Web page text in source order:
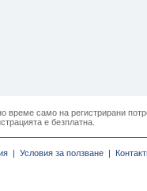
време само на регистрирани
е безплатна.
| Условия за ползване |